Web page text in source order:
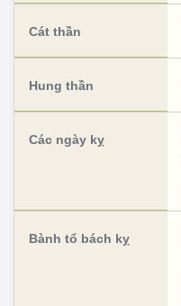
Cát thần
Hung thần
Các ngày kỵ
Bành tổ bách kỵ